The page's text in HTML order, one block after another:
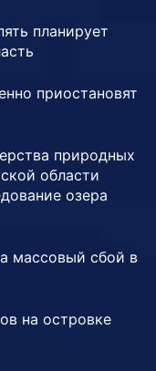
планирует
приостановят
природных
области
озера
массовый сбой в
на островке